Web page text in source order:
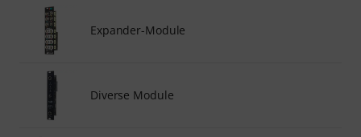
Expander-Module
Diverse Module